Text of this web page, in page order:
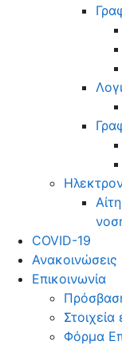
COVID-19
Ανακοινώσεις
Επικοινωνία
Στοιχεία
Φόρμα